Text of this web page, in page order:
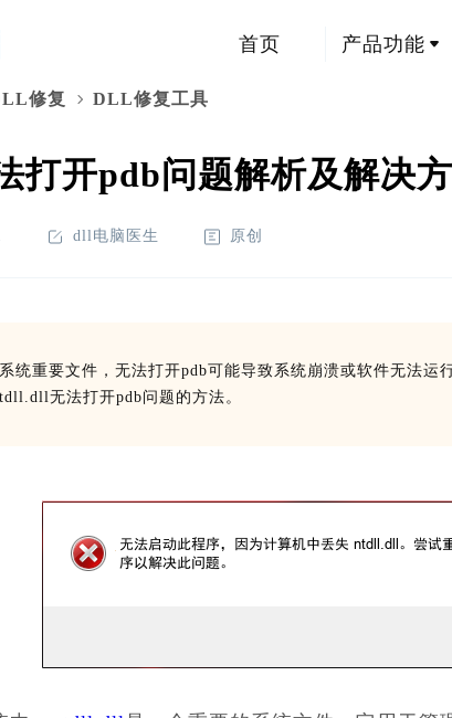
首页 产品功能
修复 DLL修复工具
打开pdb问题解析及解决
dll电脑医生 原创
统重要文件，无法打开pdb可能导致系统崩溃或软件无法运
无法打开pdb问题的方法。